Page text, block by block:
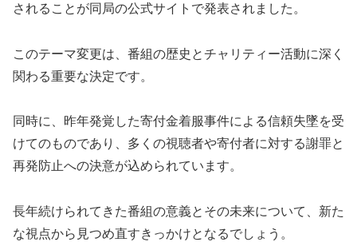
されることが同局の公式サイトで発表されました。
このテーマ変更は、番組の歴史とチャリティー活動に深く
関わる重要な決定です。
同時に、昨年発覚した寄付金着服事件による信頼失墜を受
けてのものであり、多くの視聴者や寄付者に対する謝罪と
再発防止への決意が込められています。
長年続けられてきた番組の意義とその未来について、新た
な視点から見つめ直すきっかけとなるでしょう。